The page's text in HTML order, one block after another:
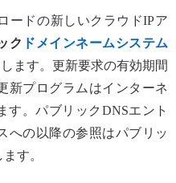
ードの新しいクラウドIPア
ク ドメインネームシステム
ます。更新要求の有効期間
新プログラムはインターネ
す。パブリックDNSエント
への以降の参照はパブリッ
す。